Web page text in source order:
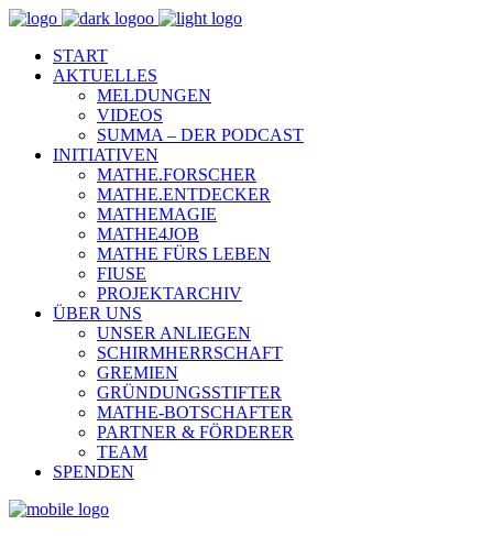
START
AKTUELLES
MELDUNGEN
VIDEOS
SUMMA – DER PODCAST
INITIATIVEN
MATHE.FORSCHER
MATHE.ENTDECKER
MATHEMAGIE
MATHE4JOB
MATHE FÜRS LEBEN
FIUSE
PROJEKTARCHIV
ÜBER UNS
UNSER ANLIEGEN
SCHIRMHERRSCHAFT
GREMIEN
GRÜNDUNGSSTIFTER
MATHE-BOTSCHAFTER
PARTNER & FÖRDERER
TEAM
SPENDEN